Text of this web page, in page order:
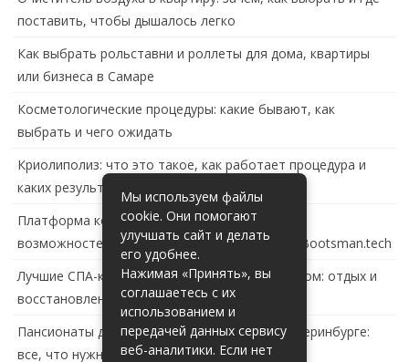
поставить, чтобы дышалось легко
Как выбрать рольставни и роллеты для дома, квартиры
или бизнеса в Самаре
Косметологические процедуры: какие бывают, как
выбрать и чего ожидать
Криолиполиз: что это такое, как работает процедура и
каких результатов ждать
Платформа контейнеризации в России: обзор
возможностей и перспектив развития сайта Bootsman.tech
Лучшие СПА-комплексы в Тольятти с бассейном: отдых и
восстановление за городом
Пансионаты для пожилых с деменцией в Екатеринбурге:
все, что нужно знать
Мы используем файлы
cookie. Они помогают
улучшать сайт и делать
его удобнее.
Нажимая «Принять», вы
соглашаетесь с их
использованием и
передачей данных сервису
веб-аналитики. Если нет